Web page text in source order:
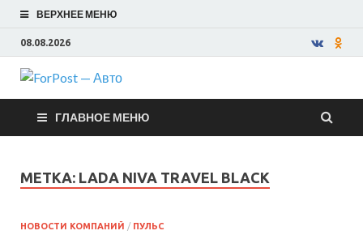
ВЕРХНЕЕ МЕНЮ
08.08.2026
ForPost —
Авто
ГЛАВНОЕ МЕНЮ
МЕТКА: LADA NIVA TRAVEL BLACK
НОВОСТИ КОМПАНИЙ / ПУЛЬС